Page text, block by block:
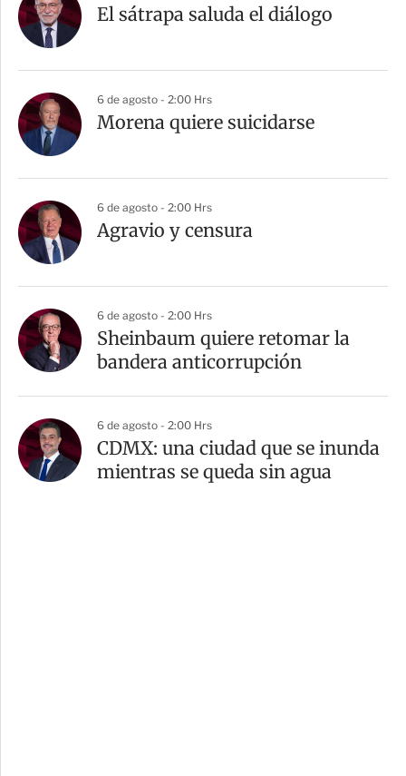
El sátrapa saluda el diálogo
6 de agosto - 2:00 Hrs
Morena quiere suicidarse
6 de agosto - 2:00 Hrs
Agravio y censura
6 de agosto - 2:00 Hrs
Sheinbaum quiere retomar la
bandera anticorrupción
6 de agosto - 2:00 Hrs
CDMX: una ciudad que se inunda
mientras se queda sin agua